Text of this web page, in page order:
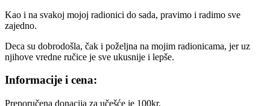
Kao i na svakoj mojoj radionici do sada, pravimo i radimo sve
zajedno.
Deca su dobrodošla, čak i poželjna na mojim radionicama, jer uz
njihove vredne ručice je sve ukusnije i lepše.
Informacije i cena:
Preporučena donacija za učešće je 100kr.